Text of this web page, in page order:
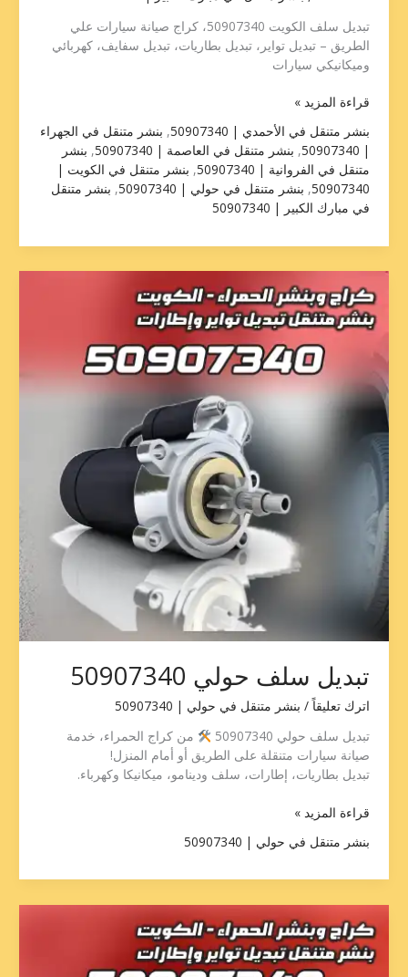
تبديل سلف الكويت 50907340، كراج صيانة سيارات علي
الطريق – تبديل تواير، تبديل بطاريات، تبديل سفايف، كهربائي
وميكانيكي سيارات
قراءة المزيد »
بنشر متنقل في الأحمدي | 50907340
, بنشر متنقل في الجهراء
| 50907340
, بنشر متنقل في العاصمة | 50907340 , بنشر
متنقل في الفروانية | 50907340
, بنشر متنقل في الكويت |
50907340
, بنشر متنقل في حولي | 50907340 , بنشر متنقل
في مبارك الكبير | 50907340
تبديل سلف حولي 50907340
اترك تعليقاً / بنشر متنقل في حولي | 50907340
تبديل سلف حولي 50907340
من كراج الحمراء، خدمة
صيانة سيارات متنقلة على الطريق أو أمام المنزل!
تبديل بطاريات، إطارات، سلف ودينامو، ميكانيكا وكهرباء.
سلف
حولي
50907340
قراءة المزيد »
بنشر متنقل في حولي | 50907340
سلف
الفروانية
50907340